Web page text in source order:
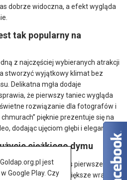
dobrze widoczna, a efekt wygląda
tak popularny na
z najczęściej wybieranych atrakcji
stworzyć wyjątkowy klimat bez
Delikatna mgła dodaje
że pierwszy taniec wygląda
rozwiązanie dla fotografów i
pięknie prezentuje się na
dodając ujęciom głębi i elegancji.
ciężkiego dymu
jest podczas pierwszego
wtedy efekt robi największe wrażenie
jest
Google Play. Czy